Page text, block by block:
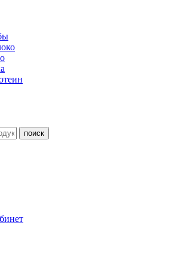
поиск